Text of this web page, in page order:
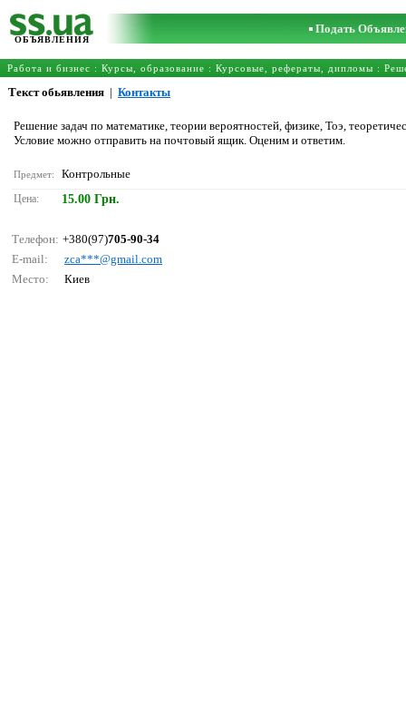
ОБЪЯВЛЕНИЯ
Подать
Работа и бизнес : Курсы, образование : Курсовые, рефераты, дипломы :
Текст обьявления | Контакты
Решение задач по математике, теории вероятностей, физике, Тоэ,
Условие можно отправить на почтовый ящик. Оценим и ответим.
Предмет: Контрольные
Цена: 15.00 Грн.
Телефон: +380(97)705-90-34
E-mail:
zса***@gmаil.соm
Место:
Киев